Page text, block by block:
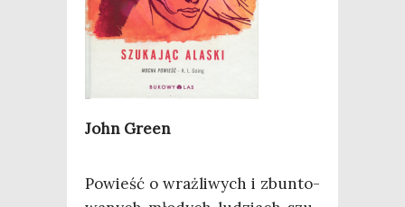
John Green
Powieść o wraż­li­wych i zbun­to­